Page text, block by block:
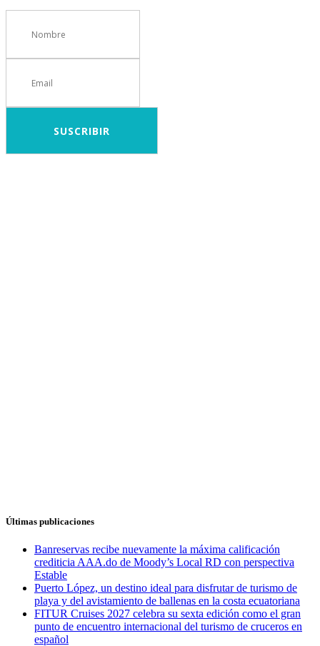
Últimas publicaciones
Banreservas recibe nuevamente la máxima calificación
crediticia AAA.do de Moody’s Local RD con perspectiva
Estable
Puerto López, un destino ideal para disfrutar de turismo de
playa y del avistamiento de ballenas en la costa ecuatoriana
FITUR Cruises 2027 celebra su sexta edición como el gran
punto de encuentro internacional del turismo de cruceros en
español